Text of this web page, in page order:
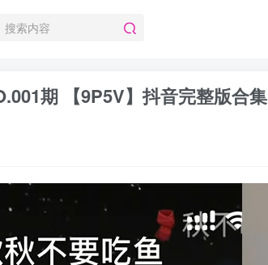
期 【9P5V】抖音完整版合集